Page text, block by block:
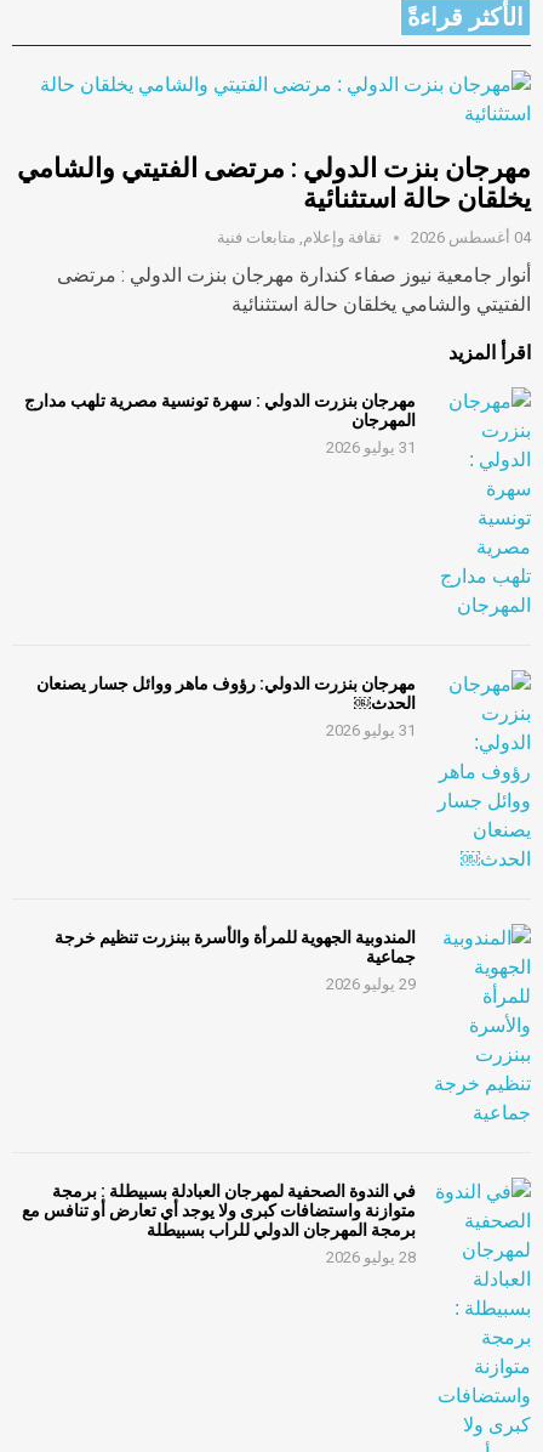
الأكثر قراءةً
مهرجان بنزت الدولي : مرتضى الفتيتي والشامي
يخلقان حالة استثنائية
04 أغسطس 2026 ثقافة وإعلام متابعات فنية
أنوار جامعية نيوز صفاء كندارة مهرجان بنزت الدولي : مرتضى
الفتيتي والشامي يخلقان حالة استثنائية
اقرأ المزيد
مهرجان بنزرت الدولي : سهرة تونسية مصرية تلهب مدارج
المهرجان
31 يوليو 2026
مهرجان بنزرت الدولي: رؤوف ماهر ووائل جسار يصنعان
الحدث￼
31 يوليو 2026
المندوبية الجهوية للمرأة والأسرة ببنزرت تنظيم خرجة
جماعية
29 يوليو 2026
في الندوة الصحفية لمهرجان العبادلة بسبيطلة : برمجة
متوازنة واستضافات كبرى ولا يوجد أي تعارض أو تنافس مع
برمجة المهرجان الدولي للراب بسبيطلة
28 يوليو 2026